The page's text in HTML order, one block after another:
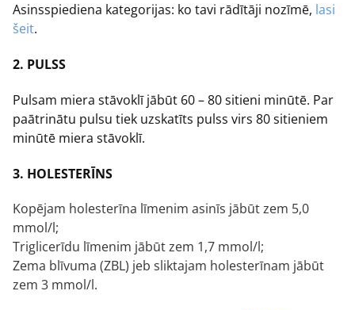
Asinsspiediena kategorijas: ko tavi rādītāji nozīmē, lasi
šeit.
2. PULSS
Pulsam miera stāvoklī jābūt 60 – 80 sitieni minūtē. Par
paātrinātu pulsu tiek uzskatīts pulss virs 80 sitieniem
minūtē miera stāvoklī.
3. HOLESTERĪNS
Kopējam holesterīna līmenim asinīs jābūt zem 5,0
mmol/l;
Triglicerīdu līmenim jābūt zem 1,7 mmol/l;
Zema blīvuma (ZBL) jeb sliktajam holesterīnam jābūt
zem 3 mmol/l.